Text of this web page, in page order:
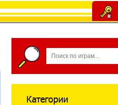
Категории